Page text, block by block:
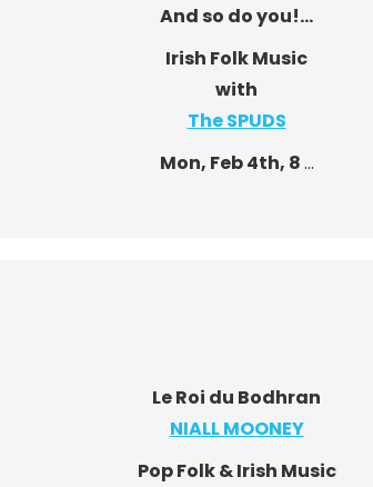
And so do you!…
Irish Folk Music
with
The SPUDS
Mon, Feb 4th, 8…
Le Roi du Bodhran
NIALL MOONEY
Pop Folk & Irish Music